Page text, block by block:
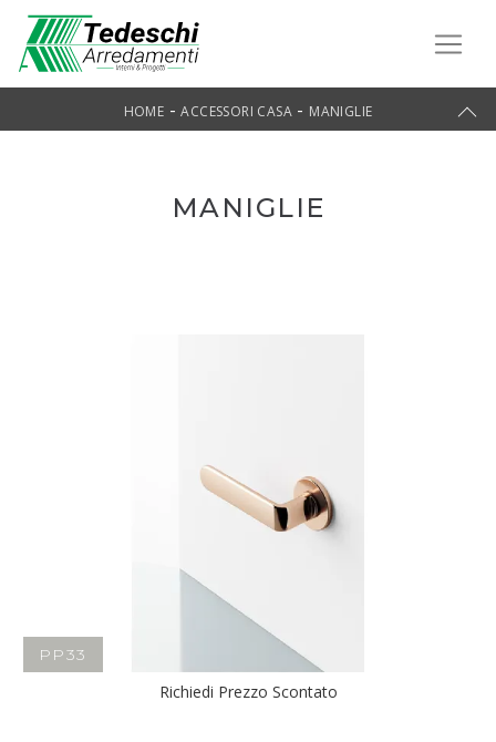
HOME -ACCESSORI CASA - MANIGLIE
MANIGLIE
PP33
Richiedi Prezzo Scontato